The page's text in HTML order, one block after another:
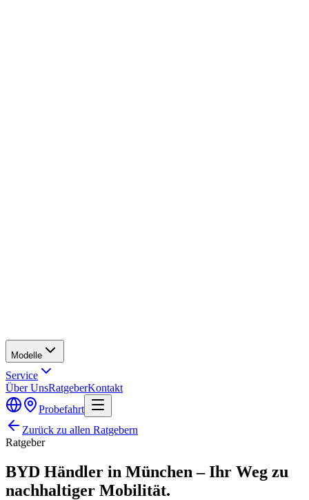
Modelle
Service
Über UnsRatgeberKontakt
Probefahrt
Zurück zu allen Ratgebern
Ratgeber
BYD Händler in München – Ihr Weg zu
nachhaltiger Mobilität.